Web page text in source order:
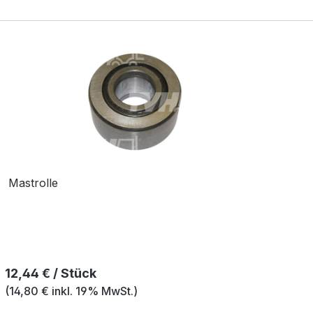
Mastrolle
Regulärer Preis:
12,44 € / Stück
(14,80 € inkl. 19% MwSt.)